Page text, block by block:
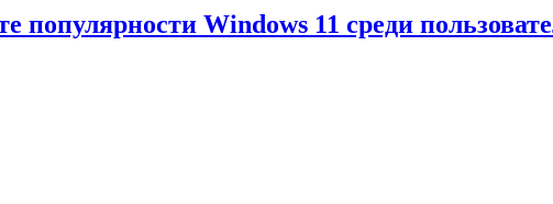
популярности Windows 11 среди